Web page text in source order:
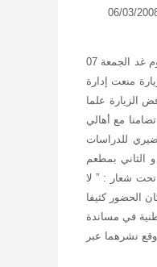
تعتزم لجنة المساندة للطلبة الموقوفين بسوسة شن إضراب مفتوح عن الطعام بداية من يوم غد الجمعة 07
منعت إدارة
يرفض الزيارة علما
مع أهالي
للدراسات
بكلية العلوم بتونس و الثاني بمطعم
شعار : ” لا
الحضور كثيفا
في مساندة
نشرهما عبر